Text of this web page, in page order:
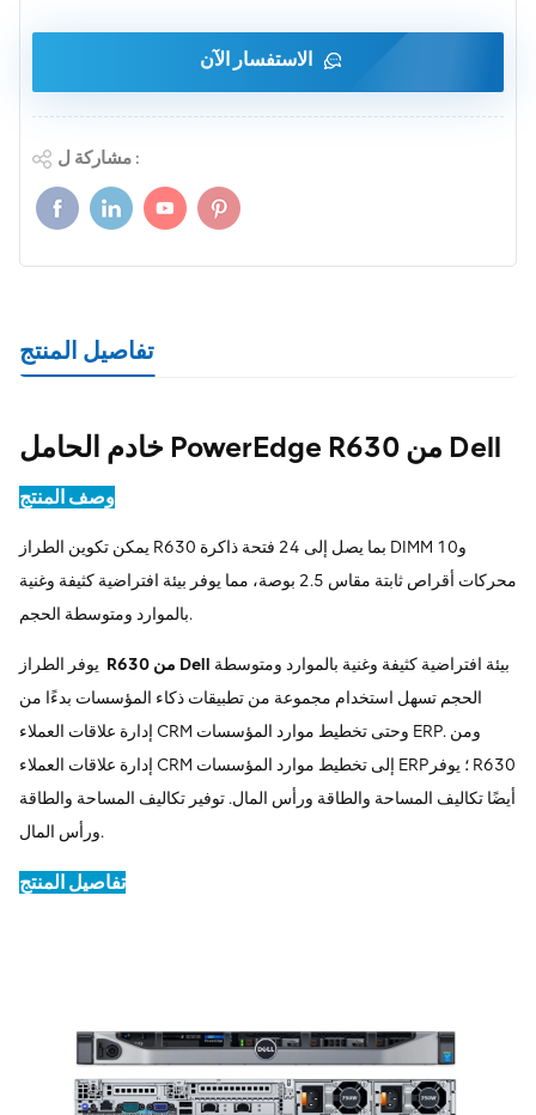
الاستفسار الآن
مشاركة ل :
تفاصيل المنتج
خادم الحامل PowerEdge R630 من Dell
وصف المنتج
يمكن تكوين الطراز R630 بما يصل إلى 24 فتحة ذاكرة DIMM و10
محركات أقراص ثابتة مقاس 2.5 بوصة، مما يوفر بيئة افتراضية كثيفة وغنية
بالموارد ومتوسطة الحجم.
R630 من Dell
الحجم تسهل استخدام مجموعة من تطبيقات ذكاء المؤسسات بدءًا من
إدارة علاقات العملاء CRM وحتى تخطيط موارد المؤسسات ERP. ومن
إدارة علاقات العملاء CRM إلى تخطيط موارد المؤسسات ERP؛ يوفر R630
أيضًا تكاليف المساحة والطاقة ورأس المال. توفير تكاليف المساحة والطاقة
ورأس المال.
تفاصيل المنتج